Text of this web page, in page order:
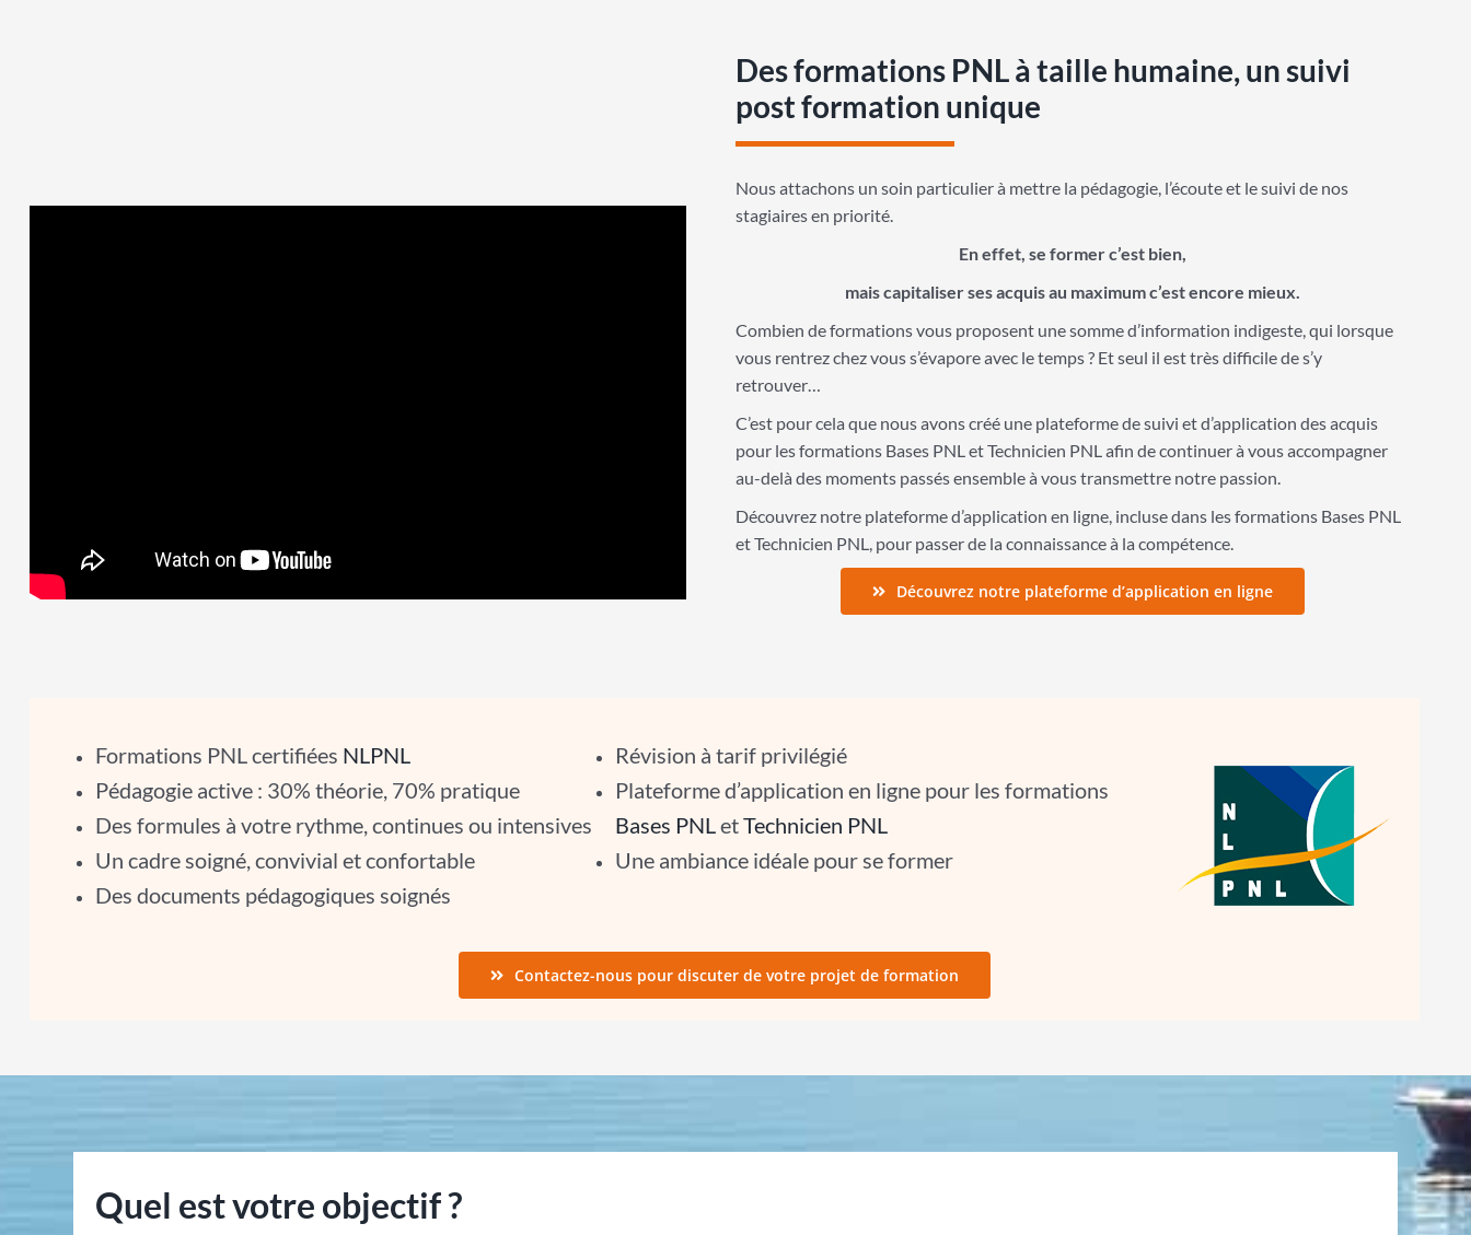
Des formations PNL à taille humaine, un suivi
post formation unique
Nous attachons un soin particulier à mettre la pédagogie, l’écoute et le suivi de nos
stagiaires en priorité.
En effet, se former c’est bien,
mais capitaliser ses acquis au maximum c’est encore mieux.
Combien de formations vous proposent une somme d’information indigeste, qui lorsque
vous rentrez chez vous s’évapore avec le temps ? Et seul il est très difficile de s’y
retrouver…
C’est pour cela que nous avons créé une plateforme de suivi et d’application des acquis
pour les formations Bases PNL et Technicien PNL afin de continuer à vous accompagner
au-delà des moments passés ensemble à vous transmettre notre passion.
Découvrez notre plateforme d’application en ligne, incluse dans les formations Bases PNL
et Technicien PNL, pour passer de la connaissance à la compétence.
Découvrez notre plateforme d’application en ligne
Formations PNL certifiées NLPNL
Pédagogie active : 30% théorie, 70% pratique
Des formules à votre rythme, continues ou intensives
Un cadre soigné, convivial et confortable
Des documents pédagogiques soignés
Révision à tarif privilégié
Plateforme d’application en ligne pour les formations
Bases PNLetTechnicien PNL
Une ambiance idéale pour se former
Contactez-nous pour discuter de votre projet de formation
Quel est votre objectif ?